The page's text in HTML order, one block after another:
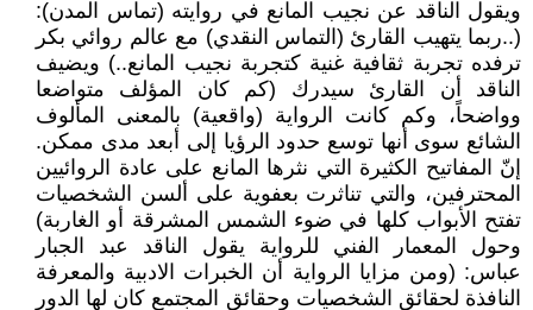
ويقول الناقد عن نجيب المانع في روايته (تماس المدن):
(..ربما يتهيب القارئ (التماس النقدي) مع عالم روائي بكر
ترفده تجربة ثقافية غنية كتجربة نجيب المانع..) ويضيف
الناقد أن القارئ سيدرك (كم كان المؤلف متواضعا
وواضحاً، وكم كانت الرواية (واقعية) بالمعنى المألوف
الشائع سوى أنها توسع حدود الرؤيا إلى أبعد مدى ممكن.
إنّ المفاتيح الكثيرة التي نثرها المانع على عادة الروائيين
المحترفين، والتي تناثرت بعفوية على ألسن الشخصيات
تفتح الأبواب كلها في ضوء الشمس المشرقة أو الغاربة)
وحول المعمار الفني للرواية يقول الناقد عبد الجبار
عباس: (ومن مزايا الرواية أن الخبرات الادبية والمعرفة
النافذة لحقائق الشخصيات وحقائق المجتمع كان لها الدور